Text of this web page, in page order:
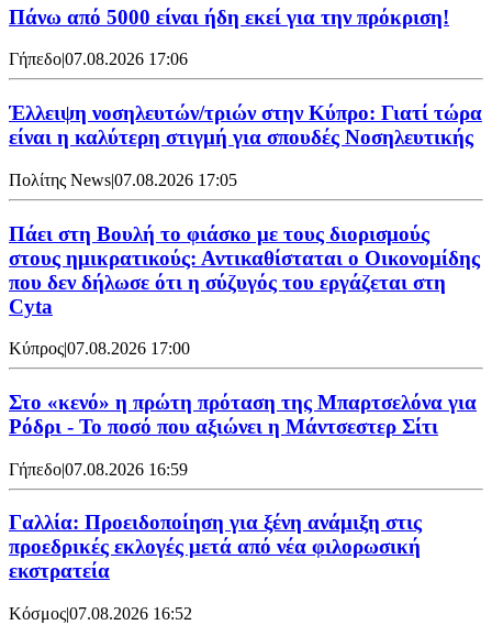
Πάνω από 5000 είναι ήδη εκεί για την πρόκριση!
Γήπεδο|07.08.2026 17:06
Έλλειψη νοσηλευτών/τριών στην Κύπρο: Γιατί τώρα
είναι η καλύτερη στιγμή για σπουδές Νοσηλευτικής
Πολίτης News|07.08.2026 17:05
Πάει στη Βουλή το φιάσκο με τους διορισμούς
στους ημικρατικούς: Αντικαθίσταται ο Οικονομίδης
που δεν δήλωσε ότι η σύζυγός του εργάζεται στη
Cyta
Κύπρος|07.08.2026 17:00
Στο «κενό» η πρώτη πρόταση της Μπαρτσελόνα για
Ρόδρι - Το ποσό που αξιώνει η Μάντσεστερ Σίτι
Γήπεδο|07.08.2026 16:59
Γαλλία: Προειδοποίηση για ξένη ανάμιξη στις
προεδρικές εκλογές μετά από νέα φιλορωσική
εκστρατεία
Κόσμος|07.08.2026 16:52